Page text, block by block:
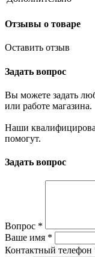
Отзывы о товаре
Оставить отзыв
Задать вопрос
Вы можете задать
или работе магазина.
Наши
помогут.
Задать вопрос
Вопрос *
Ваше имя *
Контактный телефон